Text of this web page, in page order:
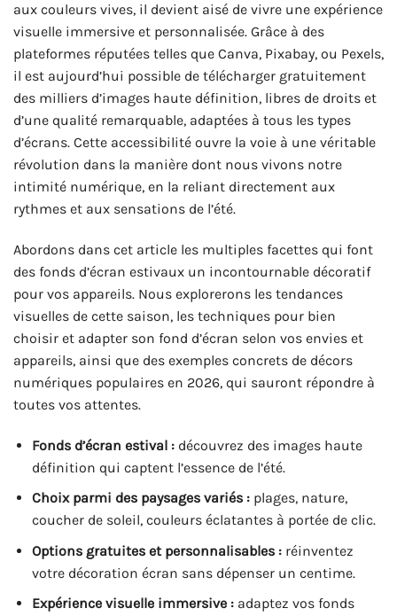
aux couleurs vives, il devient aisé de vivre une expérience
visuelle immersive et personnalisée. Grâce à des
plateformes réputées telles que Canva, Pixabay, ou Pexels,
il est aujourd’hui possible de télécharger gratuitement
des milliers d’images haute définition, libres de droits et
d’une qualité remarquable, adaptées à tous les types
d’écrans. Cette accessibilité ouvre la voie à une véritable
révolution dans la manière dont nous vivons notre
intimité numérique, en la reliant directement aux
rythmes et aux sensations de l’été.
Abordons dans cet article les multiples facettes qui font
des fonds d’écran estivaux un incontournable décoratif
pour vos appareils. Nous explorerons les tendances
visuelles de cette saison, les techniques pour bien
choisir et adapter son fond d’écran selon vos envies et
appareils, ainsi que des exemples concrets de décors
numériques populaires en 2026, qui sauront répondre à
toutes vos attentes.
Fonds d’écran estival :découvrez des images haute
définition qui captent l’essence de l’été.
Choix parmi des paysages variés :plages, nature,
coucher de soleil, couleurs éclatantes à portée de clic.
Options gratuites et personnalisables :réinventez
votre décoration écran sans dépenser un centime.
Expérience visuelle immersive :adaptez vos fonds